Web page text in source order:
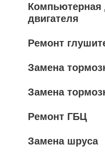
Компьютерная
двигателя
Ремонт
Замена
Замена
Ремонт ГБЦ
Замена шруса